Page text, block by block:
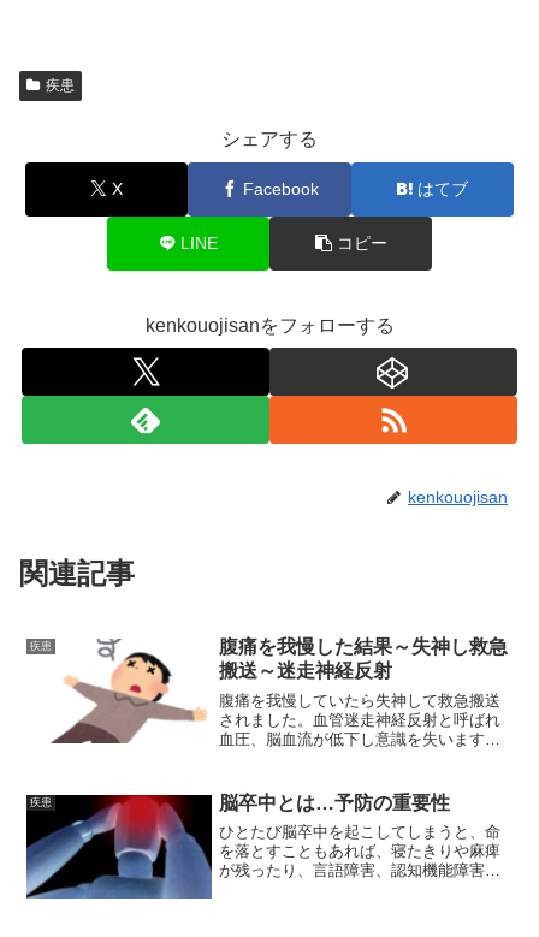
疾患
シェアする
X Facebook はてブ
LINE コピー
kenkouojisanをフォローする
kenkouojisan
関連記事
疾患
腹痛を我慢した結果～失神し救急
搬送～迷走神経反射
腹痛を我慢していたら失神して救急搬送
されました。血管迷走神経反射と呼ばれ
血圧、脳血流が低下し意識を失います。
疾患 脳卒中とは…予防の重要性
ひとたび脳卒中を起こしてしまうと、命
を落とすこともあれば、寝たきりや麻痺
が残ったり、言語障害、認知機能障害な